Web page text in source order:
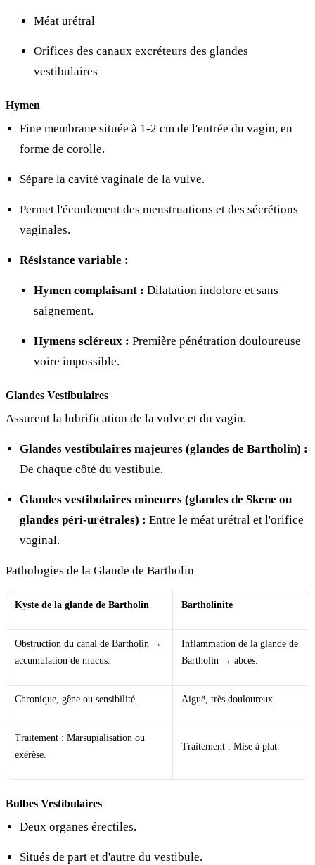
Méat urétral
Orifices des canaux excréteurs des glandes
vestibulaires
Hymen
Fine membrane située à 1-2 cm de l'entrée du vagin, en
forme de corolle.
Sépare la cavité vaginale de la vulve.
Permet l'écoulement des menstruations et des sécrétions
vaginales.
Résistance variable :
Hymen complaisant : Dilatation indolore et sans
saignement.
Hymens scléreux : Première pénétration douloureuse
voire impossible.
Glandes Vestibulaires
Assurent la lubrification de la vulve et du vagin.
Glandes vestibulaires majeures (glandes de Bartholin) :
De chaque côté du vestibule.
Glandes vestibulaires mineures (glandes de Skene ou
glandes péri-urétrales) : Entre le méat urétral et l'orifice
vaginal.
Pathologies de la Glande de Bartholin
Kyste de la glande de Bartholin Bartholinite
Obstruction du canal de Bartholin →
accumulation de mucus.
Inflammation de la glande de
Bartholin → abcès.
Chronique, gêne ou sensibilité. Aiguë, très douloureux.
Traitement : Marsupialisation ou
exérèse.
Traitement : Mise à plat.
Bulbes Vestibulaires
Deux organes érectiles.
Situés de part et d'autre du vestibule.